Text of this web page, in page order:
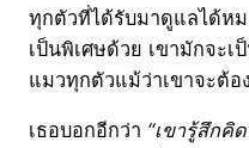
ทุกตัวที่ได้รับมาดูแลได้ห
เป็นพิเศษด้วย เขามักจะ
แมวทุกตัวแม้ว่าเขาจะต้อ
เธอบอกอีกว่า “เขารู้สึกคิ